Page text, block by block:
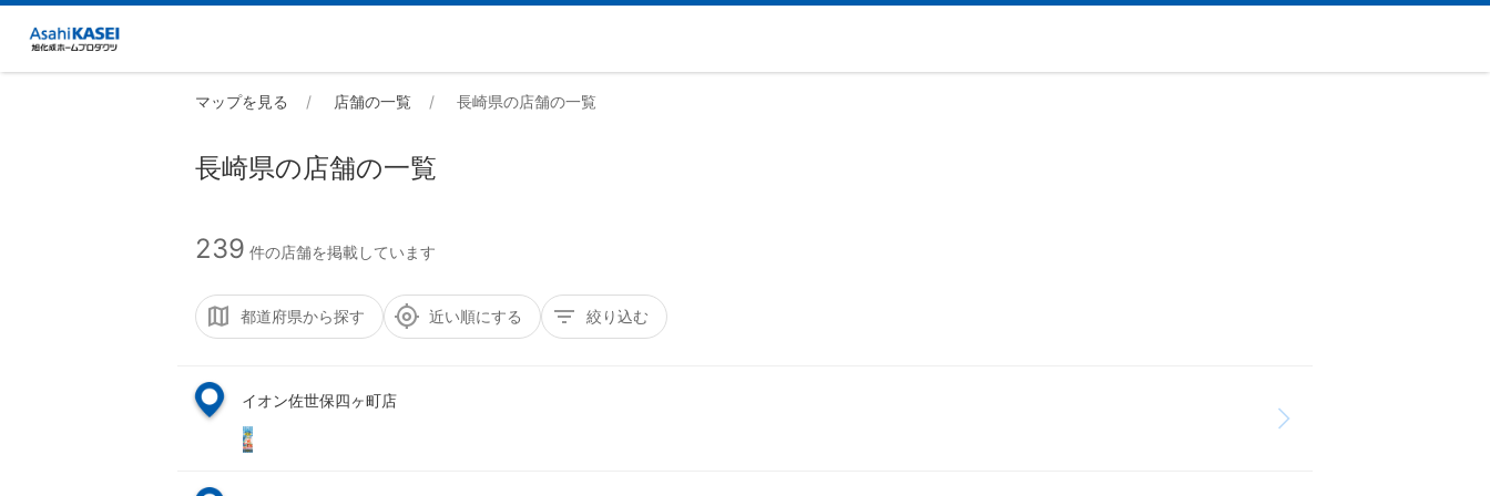
マップを見る 店舗の一覧 長崎県の店舗の一覧
長崎県の店舗の一覧
239 件の店舗を掲載しています
都道府県から探す 近い順にする 絞り込む
イオン佐世保四ヶ町店